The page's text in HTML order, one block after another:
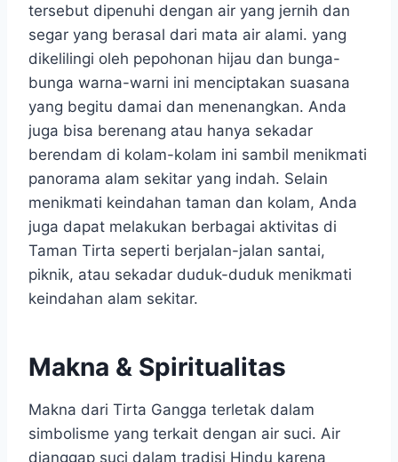
tersebut dipenuhi dengan air yang jernih dan
segar yang berasal dari mata air alami. yang
dikelilingi oleh pepohonan hijau dan bunga-
bunga warna-warni ini menciptakan suasana
yang begitu damai dan menenangkan. Anda
juga bisa berenang atau hanya sekadar
berendam di kolam-kolam ini sambil menikmati
panorama alam sekitar yang indah. Selain
menikmati keindahan taman dan kolam, Anda
juga dapat melakukan berbagai aktivitas di
Taman Tirta seperti berjalan-jalan santai,
piknik, atau sekadar duduk-duduk menikmati
keindahan alam sekitar.
Makna & Spiritualitas
Makna dari Tirta Gangga terletak dalam
simbolisme yang terkait dengan air suci. Air
dianggap suci dalam tradisi Hindu karena